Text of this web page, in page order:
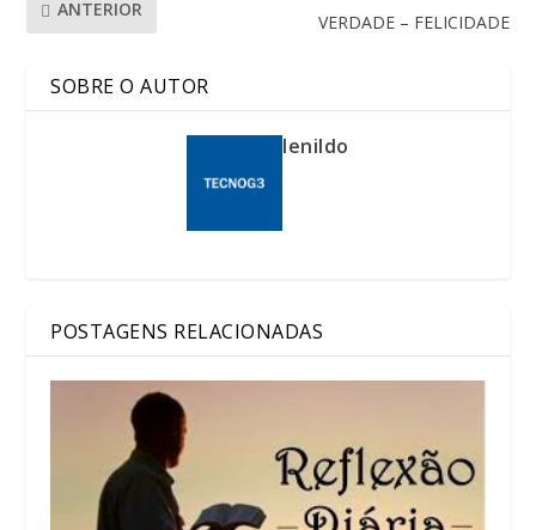
ANTERIOR
VERDADE – FELICIDADE
SOBRE O AUTOR
lenildo
POSTAGENS RELACIONADAS